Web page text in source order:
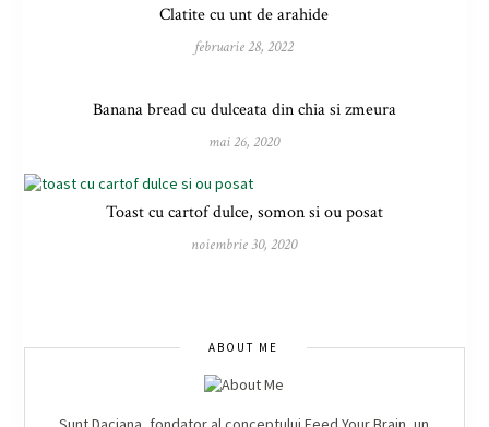
Clatite cu unt de arahide
februarie 28, 2022
Banana bread cu dulceata din chia si zmeura
mai 26, 2020
Toast cu cartof dulce, somon si ou posat
noiembrie 30, 2020
ABOUT ME